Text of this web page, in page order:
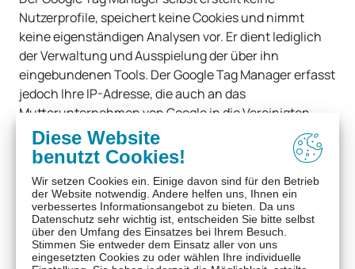
Nutzerprofile, speichert keine Cookies und nimmt
keine eigenständigen Analysen vor. Er dient lediglich
der Verwaltung und Ausspielung der über ihn
eingebundenen Tools. Der Google Tag Manager erfasst
jedoch Ihre IP-Adresse, die auch an das
Mutterunternehmen von Google in die Vereinigten
Staaten übertragen werden kann.
Grundlage von Art. 6 Abs. 1 lit. f DSGVO. Der
Websitebetreiber hat ein berechtigtes Interesse an
einer schnellen und unkomplizierten Einbindung und
Verwaltung verschiedener Tools auf seiner Website.
Sofern eine entsprechende Einwilligung abgefragt
Diese Website
benutzt Cookies!
Wir setzen Cookies ein. Einige davon sind für den Betrieb
der Website notwendig. Andere helfen uns, Ihnen ein
verbessertes Informationsangebot zu bieten. Da uns
Datenschutz sehr wichtig ist, entscheiden Sie bitte selbst
über den Umfang des Einsatzes bei Ihrem Besuch.
Stimmen Sie entweder dem Einsatz aller von uns
eingesetzten Cookies zu oder wählen Ihre individuelle